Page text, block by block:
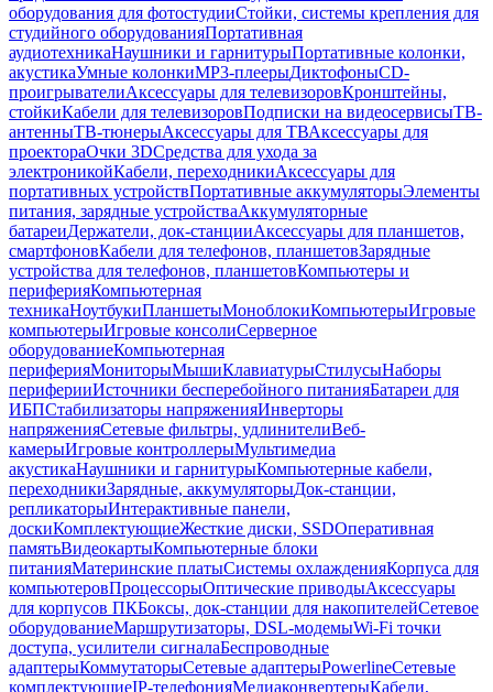
оборудования для фотостудииСтойки, системы крепления для
студийного оборудованияПортативная
аудиотехникаНаушники и гарнитурыПортативные колонки,
акустикаУмные колонкиMP3-плеерыДиктофоныCD-
проигрывателиАксессуары для телевизоровКронштейны,
стойкиКабели для телевизоровПодписки на видеосервисыТВ-
антенныТВ-тюнерыАксессуары для ТВАксессуары для
проектораОчки 3DСредства для ухода за
электроникойКабели, переходникиАксессуары для
портативных устройствПортативные аккумуляторыЭлементы
питания, зарядные устройстваАккумуляторные
батареиДержатели, док-станцииАксессуары для планшетов,
смартфоновКабели для телефонов, планшетовЗарядные
устройства для телефонов, планшетовКомпьютеры и
периферияКомпьютерная
техникаНоутбукиПланшетыМоноблокиКомпьютерыИгровые
компьютерыИгровые консолиСерверное
оборудованиеКомпьютерная
периферияМониторыМышиКлавиатурыСтилусыНаборы
периферииИсточники бесперебойного питанияБатареи для
ИБПСтабилизаторы напряженияИнверторы
напряженияСетевые фильтры, удлинителиВеб-
камерыИгровые контроллерыМультимедиа
акустикаНаушники и гарнитурыКомпьютерные кабели,
переходникиЗарядные, аккумуляторыДок-станции,
репликаторыИнтерактивные панели,
доскиКомплектующиеЖесткие диски, SSDОперативная
памятьВидеокартыКомпьютерные блоки
питанияМатеринские платыСистемы охлажденияКорпуса для
компьютеровПроцессорыОптические приводыАксессуары
для корпусов ПКБоксы, док-станции для накопителейСетевое
оборудованиеМаршрутизаторы, DSL-модемыWi-Fi точки
доступа, усилители сигналаБеспроводные
адаптерыКоммутаторыСетевые адаптерыPowerlineСетевые
комплектующиеIP-телефонияМедиаконвертерыКабели,